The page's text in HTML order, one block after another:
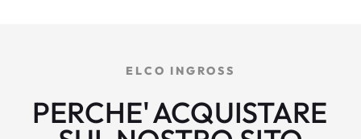
ELCO INGROSS
PERCHE'ACQUISTARE